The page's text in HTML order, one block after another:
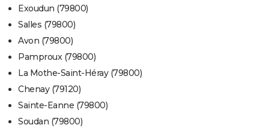
Exoudun (79800)
Salles (79800)
Avon (79800)
Pamproux (79800)
La Mothe-Saint-Héray (79800)
Chenay (79120)
Sainte-Eanne (79800)
Soudan (79800)